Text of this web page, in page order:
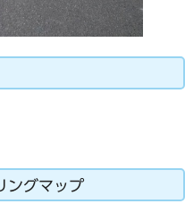
ングマップ